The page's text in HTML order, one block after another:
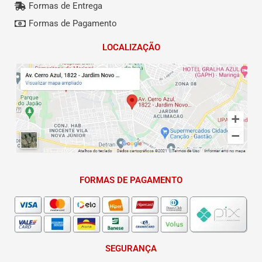
Formas de Entrega
Formas de Pagamento
LOCALIZAÇÃO
FORMAS DE PAGAMENTO
SEGURANÇA